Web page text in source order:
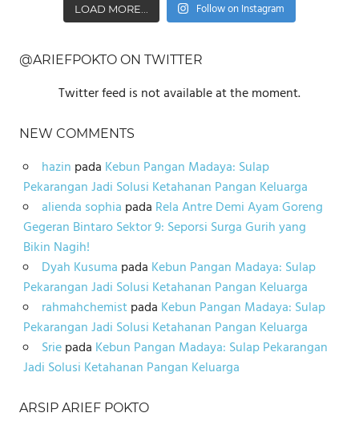
LOAD MORE... Follow on Instagram
@ARIEFPOKTO ON TWITTER
Twitter feed is not available at the moment.
NEW COMMENTS
hazin pada Kebun Pangan Madaya: Sulap
Pekarangan Jadi Solusi Ketahanan Pangan Keluarga
alienda sophia pada Rela Antre Demi Ayam Goreng
Gegeran Bintaro Sektor 9: Seporsi Surga Gurih yang
Bikin Nagih!
Dyah Kusuma pada Kebun Pangan Madaya: Sulap
Pekarangan Jadi Solusi Ketahanan Pangan Keluarga
rahmahchemistpada Kebun Pangan Madaya: Sulap
Pekarangan Jadi Solusi Ketahanan Pangan Keluarga
Sriepada Kebun Pangan Madaya: Sulap Pekarangan
Jadi Solusi Ketahanan Pangan Keluarga
ARSIP ARIEF POKTO